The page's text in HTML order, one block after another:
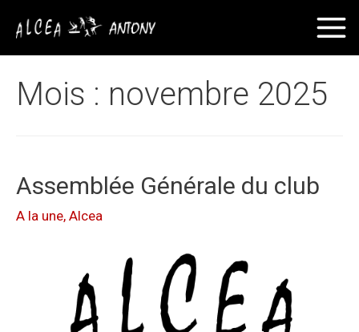
Mois : novembre 2025
Assemblée Générale du club
A la une, Alcea